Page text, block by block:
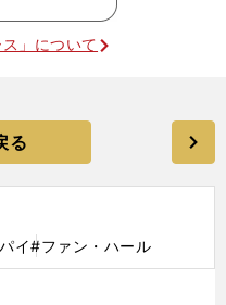
」について
る
イ#ファン・ハール